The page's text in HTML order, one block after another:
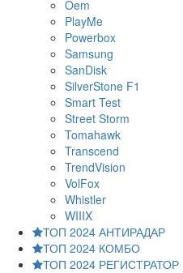
Oem
PlayMe
Powerbox
Samsung
SanDisk
SilverStone F1
Smart Test
Street Storm
Tomahawk
Transcend
TrendVision
VolFox
Whistler
WIIIX
ТОП 2024 АНТИРАДАР
ТОП 2024 КОМБО
ТОП 2024 РЕГИСТРАТОР